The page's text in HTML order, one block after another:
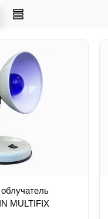
MULTIFIX